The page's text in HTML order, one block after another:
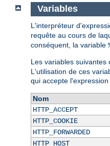
Variables
L'interpréteur
requête au cours de
conséquent, la variable
Les variables
L'utilisation de ces
qui accepte
Nom
HTTP_ACCEPT
HTTP_COOKIE
HTTP_FORWARDED
HTTP_HOST